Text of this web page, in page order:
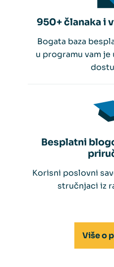
950+ članaka i
Bogata baza
u programu vam
Besplatni
Korisni poslovni
stručnjaci iz
Više o